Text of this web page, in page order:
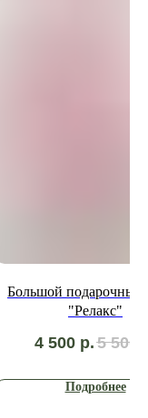
Большой подарочный
"Релакс"
4 500 р.5 500
Подробнее